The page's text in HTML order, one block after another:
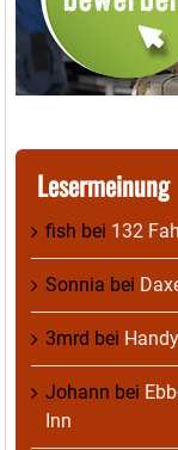
Lesermeinung
fish bei 132
Sonnia bei
3mrd bei
Johann bei
Inn